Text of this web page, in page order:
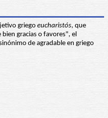
griego eucharistós, que
gracias o favores", el
de agradable en griego